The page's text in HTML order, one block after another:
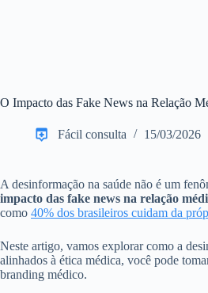
O Impacto das Fake News na Relação
Fácil consulta 15/03/2026
A desinformação na saúde não é um
impacto das fake news na relação
como 40% dos brasileiros cuidam da
Neste artigo, vamos explorar como a
alinhados à ética médica, você pode
branding médico.